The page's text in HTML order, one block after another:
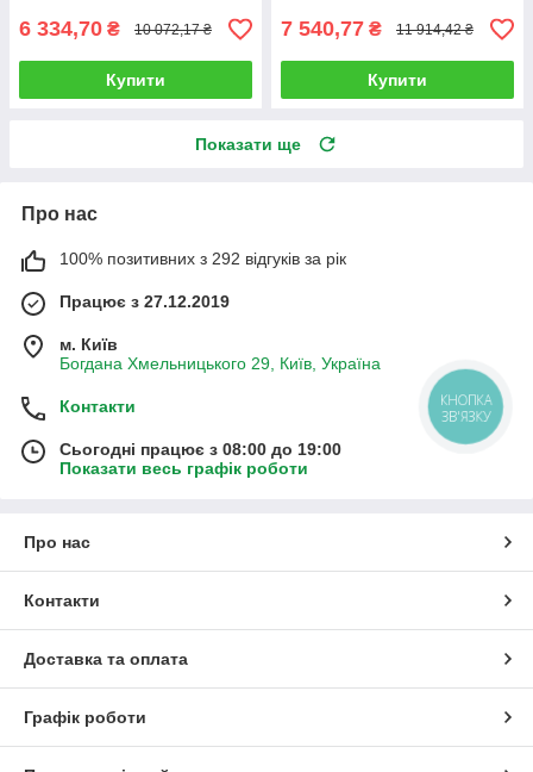
6 334,70 ₴ 10 072,17 ₴
Купити
7 540,77 ₴ 11 914,42 ₴
Купити
Показати ще
Про нас
100% позитивних з 292 відгуків за рік
Працює з 27.12.2019
м. Київ
Богдана Хмельницького 29, Київ, Україна
Контакти
Сьогодні працює з 08:00 до 19:00
Показати весь графік роботи
Про нас
Контакти
Доставка та оплата
Графік роботи
КНОПКА
ЗВ'ЯЗКУ